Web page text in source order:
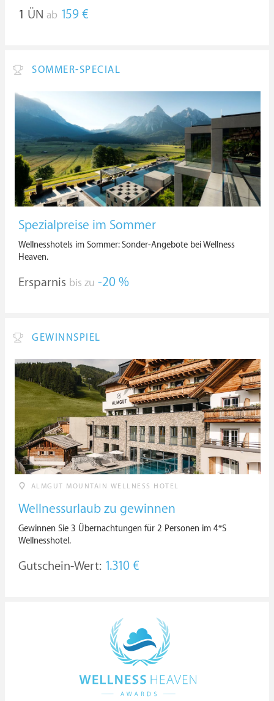
1 ÜN ab 159 €
SOMMER-SPECIAL
Spezialpreise im Sommer
Wellnesshotels im Sommer: Sonder-Angebote bei Wellness
Heaven.
Ersparnis bis zu -20 %
GEWINNSPIEL
ALMGUT MOUNTAIN WELLNESS HOTEL
Wellnessurlaub zu gewinnen
Gewinnen Sie 3 Übernachtungen für 2 Personen im 4*S
Wellnesshotel.
Gutschein-Wert: 1.310 €